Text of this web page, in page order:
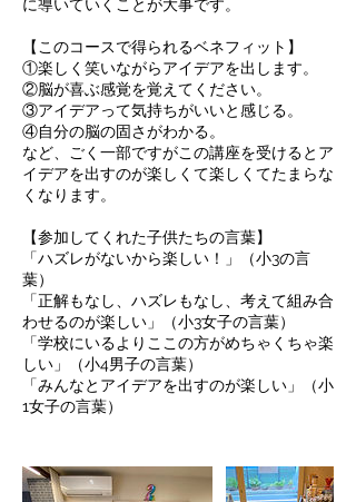
に導いていくことが大事です。
【このコースで得られるベネフィット】
①楽しく笑いながらアイデアを出します。
②脳が喜ぶ感覚を覚えてください。
③アイデアって気持ちがいいと感じる。
④自分の脳の固さがわかる。
など、ごく一部ですがこの講座を受けるとア
イデアを出すのが楽しくて楽しくてたまらな
くなります。
【参加してくれた子供たちの言葉】
「ハズレがないから楽しい！」（小3の言
葉）
「正解もなし、ハズレもなし、考えて組み合
わせるのが楽しい」（小3女子の言葉）
「学校にいるよりここの方がめちゃくちゃ楽
しい」（小4男子の言葉）
「みんなとアイデアを出すのが楽しい」（小
1女子の言葉）